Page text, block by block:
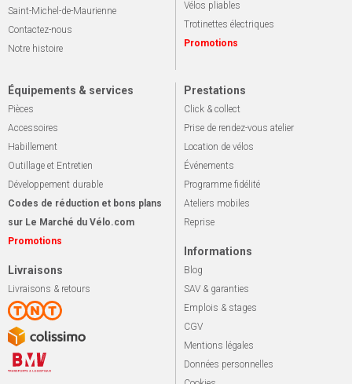
Saint-Michel-de-Maurienne
Contactez-nous
Notre histoire
Vélos pliables
Trotinettes électriques
Promotions
Équipements & services
Pièces
Accessoires
Habillement
Outillage et Entretien
Développement durable
Codes de réduction et bons plans
sur Le Marché du Vélo.com
Promotions
Livraisons
Livraisons & retours
Prestations
Click & collect
Prise de rendez-vous atelier
Location de vélos
Événements
Programme fidélité
Ateliers mobiles
Reprise
Informations
Blog
SAV & garanties
Emplois & stages
CGV
Mentions légales
Données personnelles